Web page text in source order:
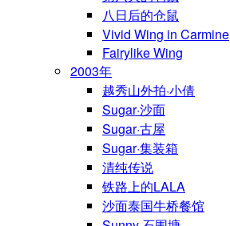
八日后的仓鼠
Vivid Wing in Carmine
Fairylike Wing
2003年
越秀山外拍·小倩
Sugar·沙面
Sugar·古屋
Sugar·集装箱
清纯传说
铁路上的LALA
沙面泰国牛桥餐馆